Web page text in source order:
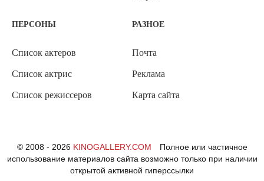
ПЕРСОНЫ
Список актеров
Список актрис
Список режиссеров
РАЗНОЕ
Почта
Реклама
Карта сайта
© 2008 - 2026 KINOGALLERY.COM
Полное или частичное
использование материалов сайта возможно только при наличии
открытой активной гиперссылки